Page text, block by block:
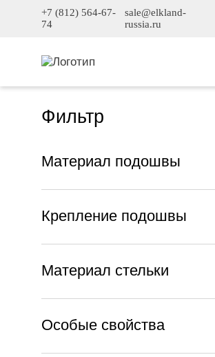
+7 (812) 564-67-
74
sale@elkland-
russia.ru
Фильтр
Материал подошвы
Крепление подошвы
Материал стельки
Особые свойства